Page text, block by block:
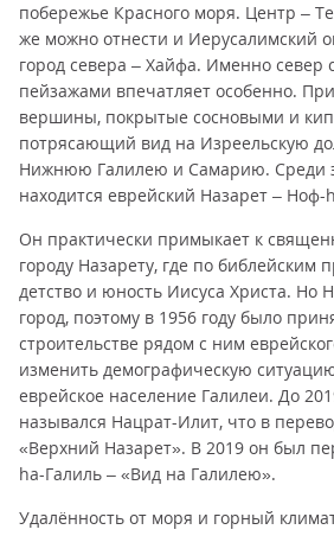
побережье Красного моря. Центр –
же можно отнести и Иерусалимский
город севера – Хайфа. Именно север
пейзажами впечатляет особенно.
вершины, покрытые сосновыми и
потрясающий вид на Изреельскую
Нижнюю Галилею и Самарию. Среди
находится еврейский Назарет – Ноф-
Он практически примыкает к
городу Назарету, где по библейским
детство и юность Иисуса Христа. Но
город, поэтому в 1956 году было
строительстве рядом с ним
изменить демографическую
еврейское население Галилеи. До
назывался Нацрат-Илит, что в
«Верхний Назарет». В 2019 он был
hа-Галиль – «Вид на Галилею».
Удалённость от моря и горный